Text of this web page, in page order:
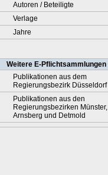
Autoren / Beteiligte
Verlage
Jahre
Weitere E-Pflichtsammlungen
Publikationen aus dem
Regierungsbezirk Düsseldorf
Publikationen aus den
Regierungsbezirken Münster,
Arnsberg und Detmold